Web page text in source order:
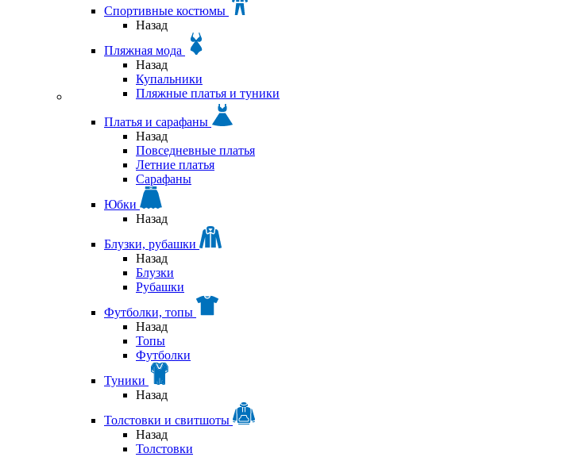
Спортивные костюмы
Назад
Пляжная мода
Назад
Купальники
Пляжные платья и туники
Платья и сарафаны
Назад
Повседневные платья
Летние платья
Сарафаны
Юбки
Назад
Блузки, рубашки
Назад
Блузки
Рубашки
Футболки, топы
Назад
Топы
Футболки
Туники
Назад
Толстовки и свитшоты
Назад
Толстовки